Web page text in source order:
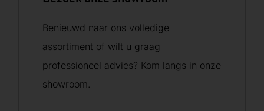
Benieuwd naar ons volledige
assortiment of wilt u graag
professioneel advies? Kom langs in onze
showroom.